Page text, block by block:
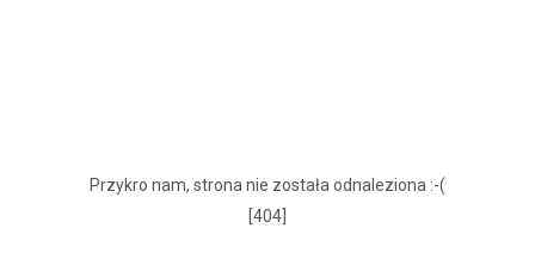
Przykro nam, strona nie została odnaleziona :-(
[404]